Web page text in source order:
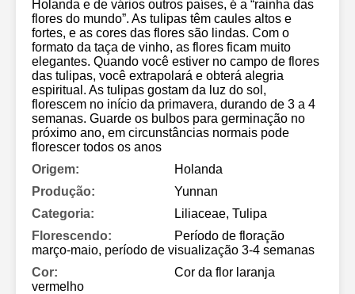
Holanda e de vários outros países, é a “rainha das
flores do mundo”. As tulipas têm caules altos e
fortes, e as cores das flores são lindas. Com o
formato da taça de vinho, as flores ficam muito
elegantes. Quando você estiver no campo de flores
das tulipas, você extrapolará e obterá alegria
espiritual. As tulipas gostam da luz do sol,
florescem no início da primavera, durando de 3 a 4
semanas. Guarde os bulbos para germinação no
próximo ano, em circunstâncias normais pode
florescer todos os anos
Origem:
Holanda
Produção:
Yunnan
Categoria:
Liliaceae, Tulipa
Florescendo:
Período de floração
março-maio, período de visualização 3-4 semanas
Cor:
Cor da flor laranja
vermelho